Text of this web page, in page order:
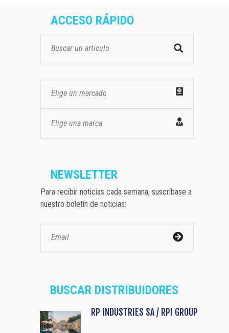
ACCESO RÁPIDO
Elige un mercado
Elige una marca
NEWSLETTER
Para recibir noticias cada semana, suscríbase a
nuestro boletín de noticias:
BUSCAR DISTRIBUIDORES
RP INDUSTRIES SA / RPI GROUP